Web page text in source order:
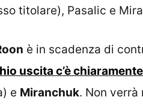
titolare), Pasalic e
è in scadenza di
uscita c’è
e Miranchuk. Non verrà